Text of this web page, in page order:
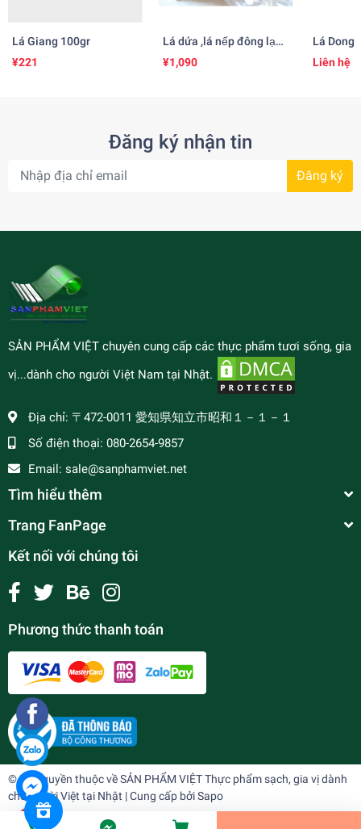
Lá Giang 100gr
¥221
Lá dứa ,lá nếp đông lạnh
500gr
¥1,090
Lá Dong
Liên hệ
Đăng ký nhận tin
Đăng ký
SẢN PHẨM VIỆT chuyên cung cấp các thực phẩm tươi sống, gia
vị...dành cho người Việt Nam tại Nhật.
Địa chỉ: 〒472-0011 愛知県知立市昭和１－１－１
Số điện thoại: 080-2654-9857
Email: sale@sanphamviet.net
Tìm hiểu thêm
Trang FanPage
Kết nối với chúng tôi
Phương thức thanh toán
© Bản quyền thuộc vềSẢN PHẨM VIỆT Thực phẩm sạch, gia vị dành
cho người Việt tại Nhật | Cung cấp bởiSapo
¥738
undefined
Tiến Hành Thanh Toán